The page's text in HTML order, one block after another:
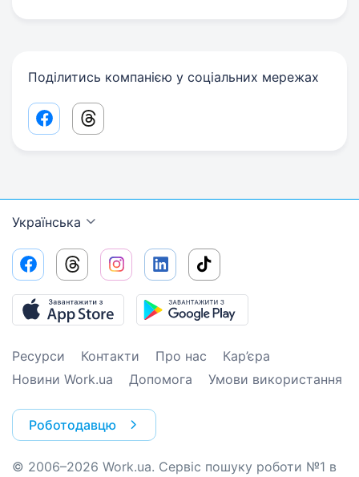
Поділитись компанією у соціальних мережах
Facebook share link
Threads share link
Українська
Ресурси Контакти Про нас
Кар’єра
Новини Work.ua
Допомога Умови використання
Роботодавцю
© 2006–2026 Work.ua. Сервіс пошуку роботи №1 в